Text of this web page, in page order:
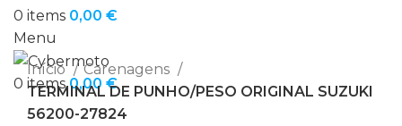
0 items 0,00 €
Menu
0 items 0,00 €
Início
Carenagens
TERMINAL DE PUNHO/PESO ORIGINAL SUZUKI
56200-27824